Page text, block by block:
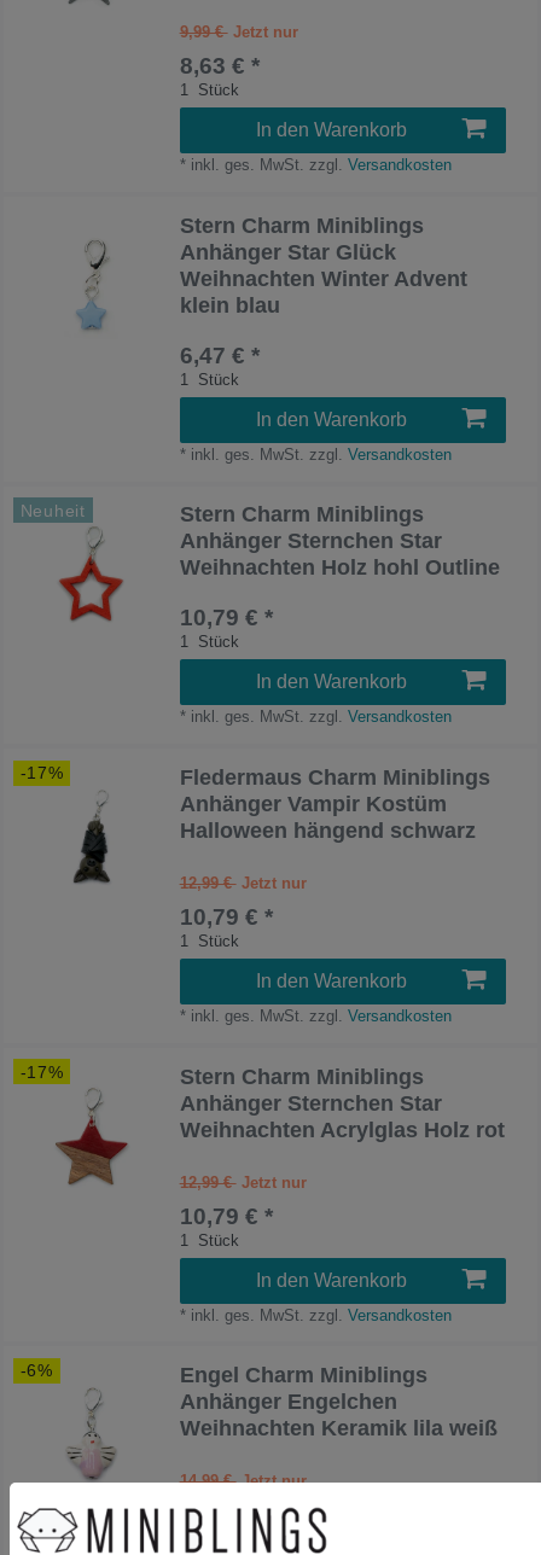
9,99 €
8,63 € *
1 Stück
In den Warenkorb
* inkl. ges. MwSt. zzgl. Versandkosten
Stern Charm Miniblings
Anhänger Star Glück
Weihnachten Winter Advent
klein blau
6,47 € *
1 Stück
In den Warenkorb
* inkl. ges. MwSt. zzgl. Versandkosten
Neuheit
Stern Charm Miniblings
Anhänger Sternchen Star
Weihnachten Holz hohl Outline
10,79 € *
1 Stück
In den Warenkorb
* inkl. ges. MwSt. zzgl. Versandkosten
-17%
Fledermaus Charm Miniblings
Anhänger Vampir Kostüm
Halloween hängend schwarz
12,99 €
10,79 € *
1 Stück
In den Warenkorb
* inkl. ges. MwSt. zzgl. Versandkosten
-17%
Stern Charm Miniblings
Anhänger Sternchen Star
Weihnachten Acrylglas Holz rot
12,99 €
10,79 € *
1 Stück
In den Warenkorb
* inkl. ges. MwSt. zzgl. Versandkosten
-6%
Engel Charm Miniblings
Anhänger Engelchen
Weihnachten Keramik lila weiß
14,99 €
14,03 € *
Stück